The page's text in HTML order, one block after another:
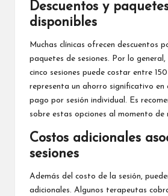
Descuentos y
disponibles
Muchas clínicas ofrecen descuentos
paquetes de sesiones. Por lo
cinco sesiones puede costar entre
representa un ahorro significativo en
pago por sesión individual. Es
sobre estas opciones al momento de
Costos adicionales
sesiones
Además del costo de la sesión,
adicionales. Algunos terapeutas